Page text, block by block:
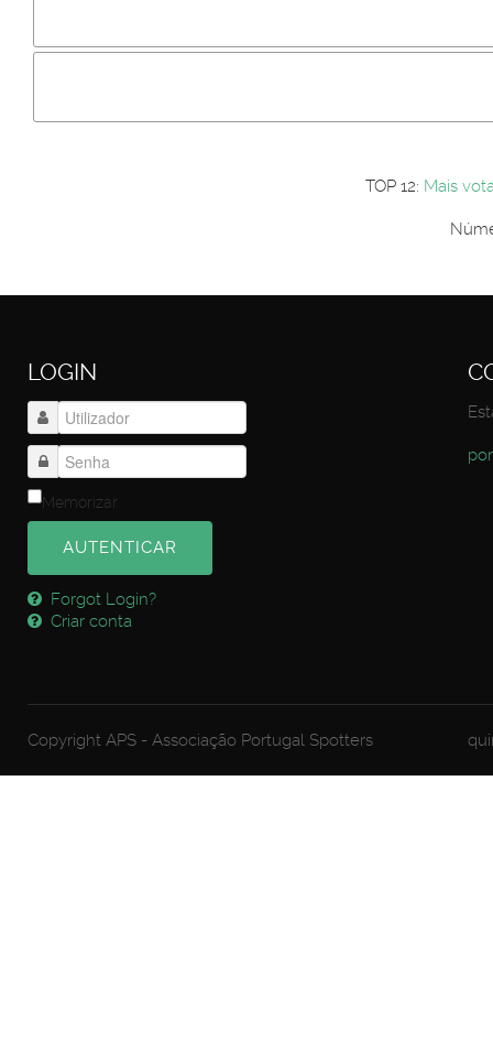
Os
Primeiro autentique-se...
TOP 12: Mais
LOGIN
Memorizar
AUTENTICAR
Forgot Login?
Criar conta
Copyright APS - Associação Portugal Spotters